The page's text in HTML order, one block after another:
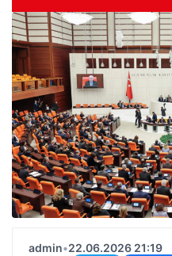
admin•22.06.2026 21:19